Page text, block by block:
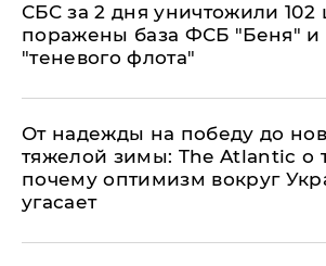
СБС за 2 дня уничтожили
поражены база ФСБ "Беня" и
"теневого флота"
От надежды на победу до
тяжелой зимы: The Atlantic о
почему оптимизм вокруг
угасает